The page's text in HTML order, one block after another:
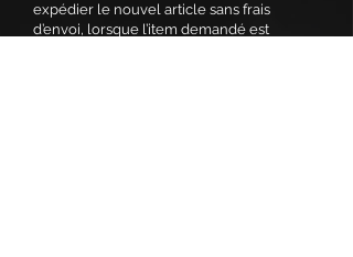
expédier le nouvel article sans frais
d’envoi, lorsque l’item demandé est